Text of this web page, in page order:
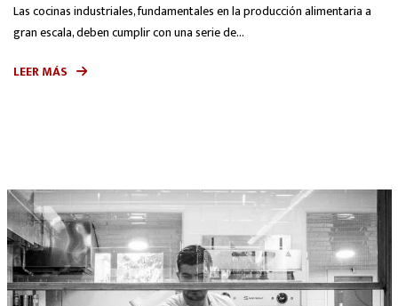
Las cocinas industriales, fundamentales en la producción alimentaria a
gran escala, deben cumplir con una serie de...
LEER MÁS